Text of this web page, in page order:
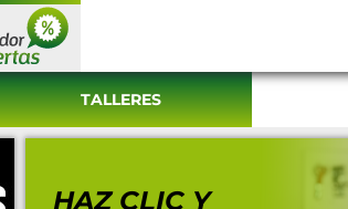
TALLERES
HAZ CLIC Y